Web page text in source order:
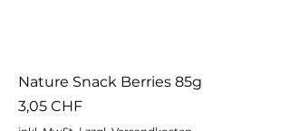
Nature Snack Berries 85g
Preis
3,05 CHF